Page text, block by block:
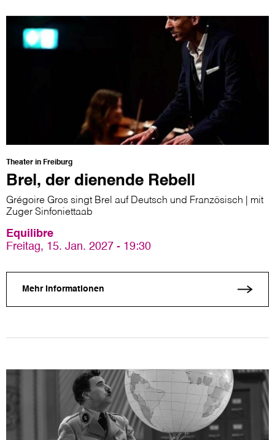
Theater in Freiburg
Brel, der dienende Rebell
Grégoire Gros singt Brel auf Deutsch und Französisch | mit
Zuger Sinfoniettaab
Equilibre
Freitag, 15. Jan. 2027 - 19:30
Mehr Informationen